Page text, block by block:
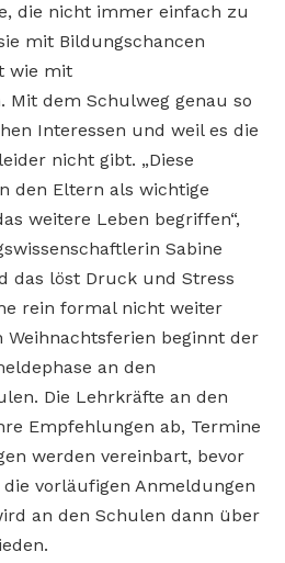
die nicht immer einfach zu
mit Bildungschancen
wie mit
Mit dem Schulweg genau so
Interessen und weil es die
nicht gibt. „Diese
den Eltern als wichtige
weitere Leben begriffen“,
Sabine
das löst Druck und Stress
rein formal nicht weiter
beginnt der
an den
Die Lehrkräfte an den
Empfehlungen ab, Termine
werden vereinbart, bevor
vorläufigen Anmeldungen
an den Schulen dann über